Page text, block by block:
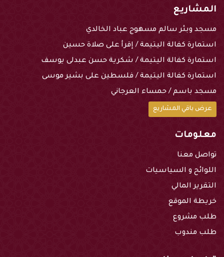
المشاريع
مسجد وبئر سالم مسهوج عباد الخالدي
استمارة كفالة اليتيمة / إقرأ على صلاة حسين
استمارة كفالة اليتيمة / شكرية حسن عبدلى يوسف
استمارة كفالة اليتيمة / فلسطين على بشير موسى
مسجد باسم / حمساء العرجاني
عرض باقي المشاريع
معلومات
تواصل معنا
اللوائح و السياسيات
التقرير المالي
خريطة الموقع
طلب مشروع
طلب مندوب